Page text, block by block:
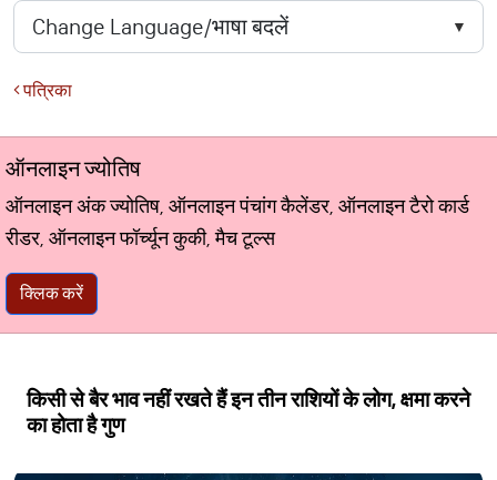
पत्रिका
ऑनलाइन ज्योतिष
ऑनलाइन अंक ज्योतिष, ऑनलाइन पंचांग कैलेंडर, ऑनलाइन टैरो कार्ड
रीडर, ऑनलाइन फॉर्च्यून कुकी, मैच टूल्स
क्लिक करें
किसी से बैर भाव नहीं रखते हैं इन तीन राशियों के लोग, क्षमा करने
का होता है गुण